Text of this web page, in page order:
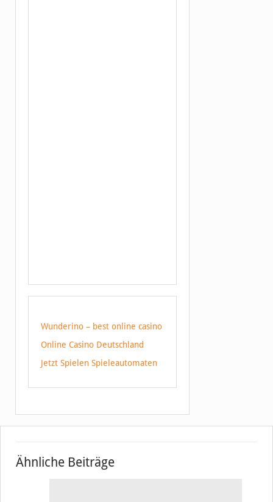
Wunderino – best online casino
Online Casino Deutschland
Jetzt Spielen Spieleautomaten
Ähnliche Beiträge